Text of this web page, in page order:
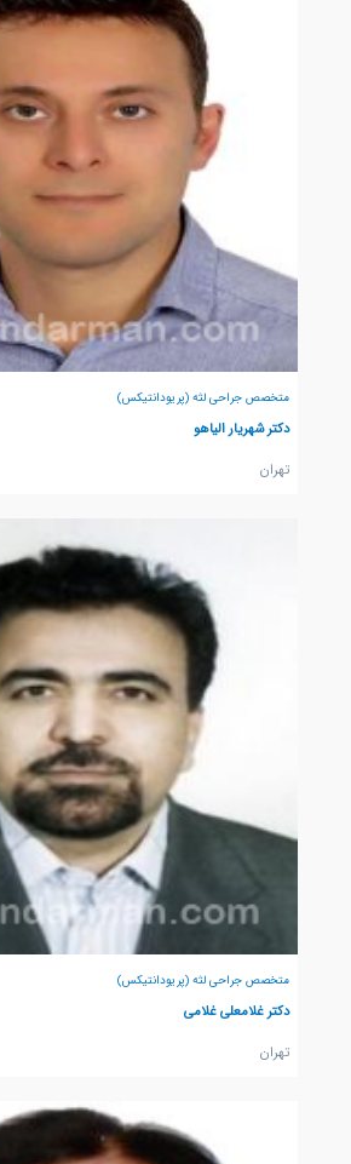
متخصص جراحی لثه (پریودانتیکس)
دکتر شهریار الیاهو
تهران
متخصص جراحی لثه (پریودانتیکس)
دکتر غلامعلی غلامی
تهران